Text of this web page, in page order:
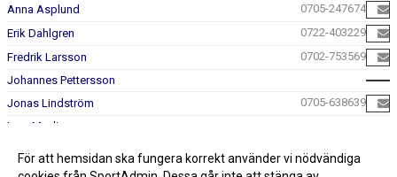
Anna Asplund
0705-247674
Erik Dahlgren
0722-403229
Fredrik Larsson
0702-753569
Johannes Pettersson
Jonas Lindström
0705-638639
Lars Modig
Stefan Olofsson
För att hemsidan ska fungera korrekt använder vi nödvändiga